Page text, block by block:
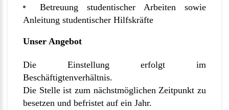
Betreuung studentischer Arbeiten sowie
Anleitung studentischer Hilfskräfte
Unser Angebot
Die Einstellung erfolgt im
Beschäftigtenverhältnis.
Die Stelle ist zum nächstmöglichen Zeitpunkt zu
besetzen und befristet auf ein Jahr.